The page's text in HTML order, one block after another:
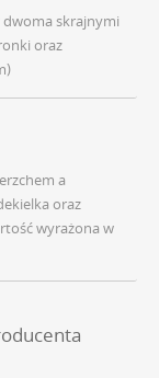
dwoma skrajnymi
oraz
a
oraz
wyrażona w